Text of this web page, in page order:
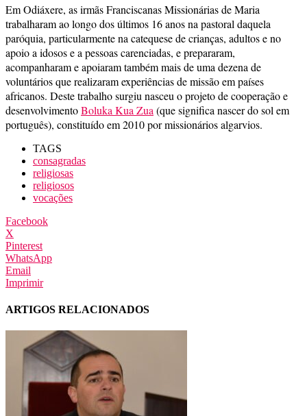
Em Odiáxere, as irmãs Franciscanas Missionárias de Maria
trabalharam ao longo dos últimos 16 anos na pastoral daquela
paróquia, particularmente na catequese de crianças, adultos e no
apoio a idosos e a pessoas carenciadas, e prepararam,
acompanharam e apoiaram também mais de uma dezena de
voluntários que realizaram experiências de missão em países
africanos. Deste trabalho surgiu nasceu o projeto de cooperação e
desenvolvimentoBoluka Kua Zua (que significa nascer do sol em
português), constituído em 2010 por missionários algarvios.
TAGS
consagradas
religiosas
religiosos
vocações
Facebook
X
Pinterest
WhatsApp
Email
Imprimir
ARTIGOS RELACIONADOS